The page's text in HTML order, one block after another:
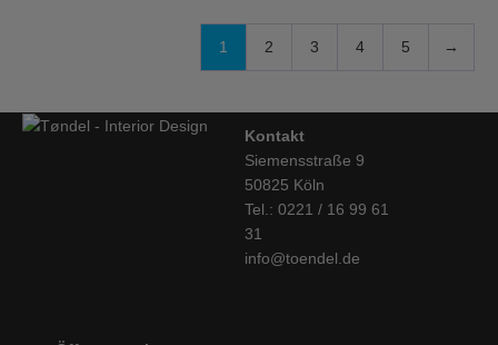
1 2 3 4 5 →
Kontakt
Siemensstraße 9
50825 Köln
Tel.: 0221 / 16 99 61
31
info@toendel.de